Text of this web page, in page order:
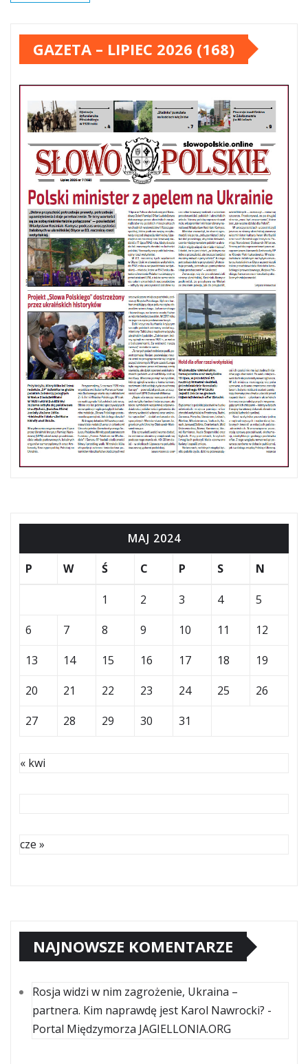
GAZETA – LIPIEC 2026 (168)
MAJ 2024
P
W Ś C P S N
1 2 3 4
5
6
7 8 9 10 11
12
13
14 15 16 17 18
19
20
21 22 23 24 25
26
27
28 29 30 31
« kwi
cze »
NAJNOWSZE KOMENTARZE
Rosja widzi w nim zagrożenie, Ukraina –
partnera. Kim naprawdę jest Karol Nawrocki? -
Portal Międzymorza JAGIELLONIA.ORG